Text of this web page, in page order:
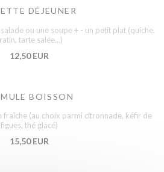
DÉJEUNER
ou une soupe + - un petit plat (quiche,
tarte salée...)
12,50 EUR
BOISSON
fraîche (au choix parmi citronnade, kéfir de
figues, thé glacé)
15,50 EUR